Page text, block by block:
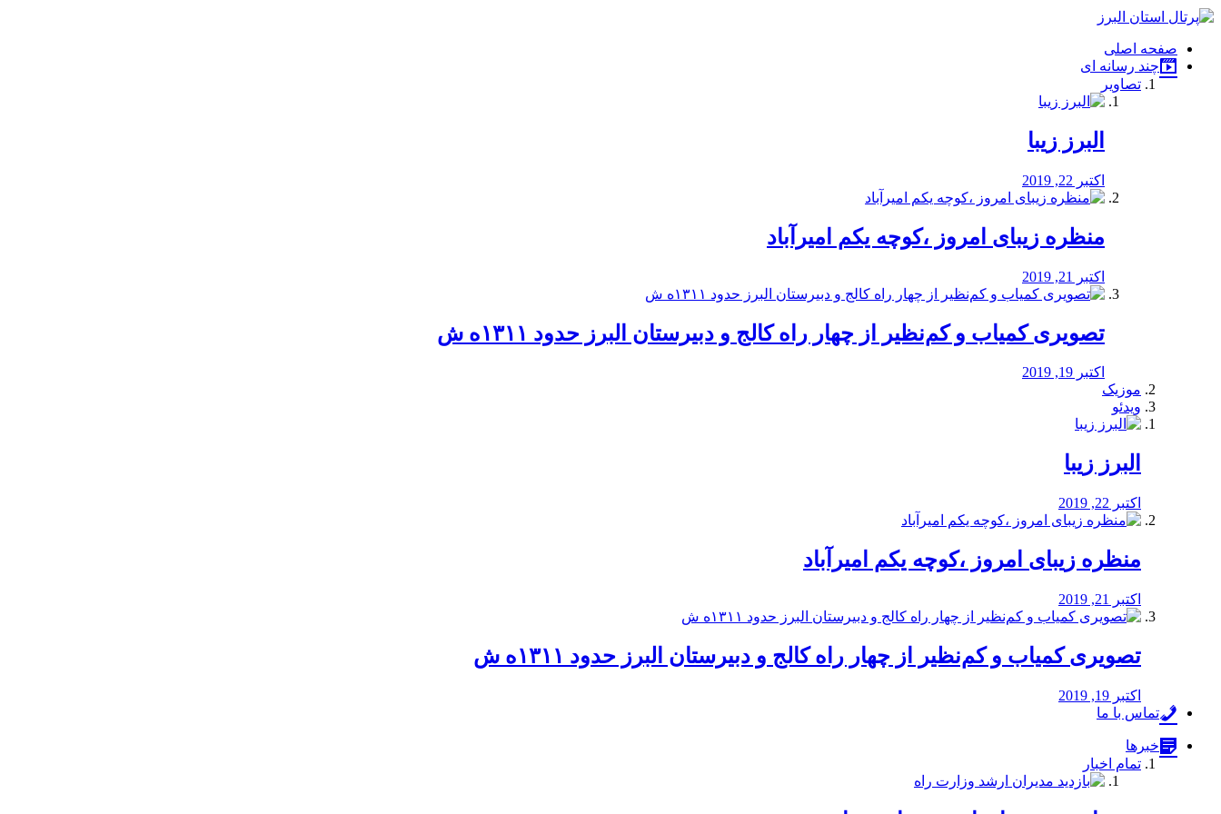
فصد
شرق
تهران
خشکشویی
صفحه اصلی
چند رسانه ای
تصاویر
البرز زیبا
اکتبر 22, 2019
منظره‌‌ زیبای امروز ،کوچه یکم امیرآباد
اکتبر 21, 2019
️تصویری کمیاب و کم‌نظیر از چهار راه كالج و دبيرستان البرز حدود ۱۳۱۱ه ش
اکتبر 19, 2019
موزیک
ویدئو
البرز زیبا
اکتبر 22, 2019
منظره‌‌ زیبای امروز ،کوچه یکم امیرآباد
اکتبر 21, 2019
️تصویری کمیاب و کم‌نظیر از چهار راه كالج و دبيرستان البرز حدود ۱۳۱۱ه ش
اکتبر 19, 2019
تماس با ما
خبرها
تمام اخبار